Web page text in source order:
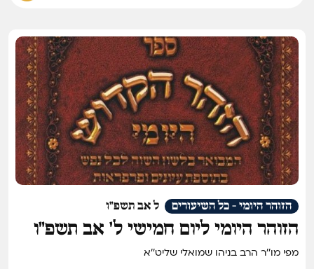
ל אב תשפ"ו הזוהר היומי - כל השיעורים
הזוהר היומי ליום חמישי ל׳ אב תשפ״ו
מפי מו''ר הרב בניהו שמואלי שליט''א